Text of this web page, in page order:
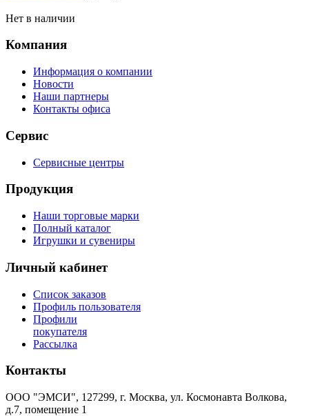
Нет в наличии
Компания
Информация о компании
Новости
Наши партнеры
Контакты офиса
Сервис
Сервисные центры
Продукция
Наши торговые марки
Полный каталог
Игрушки и сувениры
Личный кабинет
Список заказов
Профиль пользователя
Профили
покупателя
Рассылка
Контакты
ООО "ЭМСИ", 127299, г. Москва, ул. Космонавта Волкова,
д.7, помещение 1